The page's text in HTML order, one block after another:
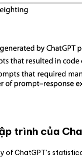
trình của
of ChatGPT’s